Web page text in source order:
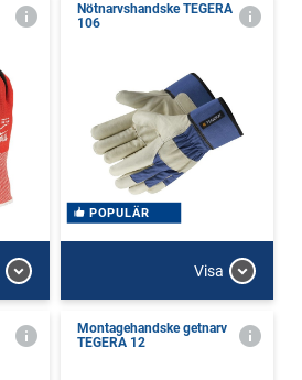
Nötnarvshandske TEGERA
106
POPULÄR
Visa
Montagehandske getnarv
TEGERA 12